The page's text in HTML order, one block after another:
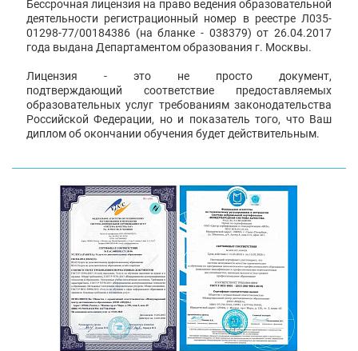
Бессрочная лицензия на право ведения образовательной
деятельности регистрационный номер в реестре Л035-
01298-77/00184386 (на бланке - 038379) от 26.04.2017
года выдана Департаментом образования г. Москвы.
Лицензия - это не просто документ,
подтверждающий соответствие предоставляемых
образовательных услуг требованиям законодательства
Российской Федерации, но и показатель того, что Ваш
диплом об окончании обучения будет действительным.